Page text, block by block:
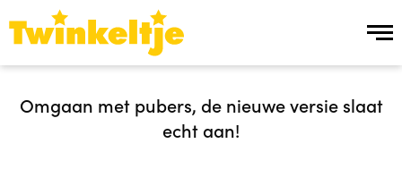
Omgaan met pubers, de nieuwe versie slaat
echt aan!